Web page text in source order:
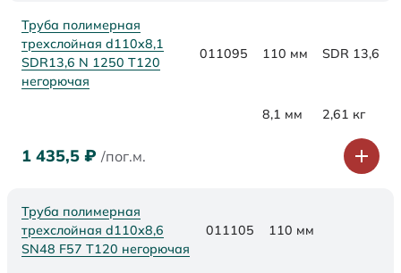
Труба полимерная
трехслойная d110x8,1
SDR13,6 N 1250 Т120
негорючая
011095 110 мм SDR 13,6
8,1 мм 2,61 кг
1 435,5 ₽ /пог.м.
Труба полимерная
трехслойная d110х8,6
SN48 F57 Т120 негорючая
011105 110 мм